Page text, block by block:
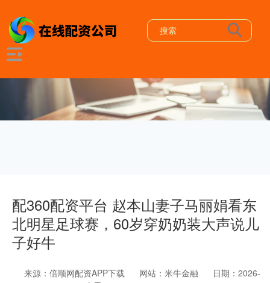
配360配资平台 赵本山妻子马丽娟看东
北明星足球赛，60岁穿奶奶装大声说儿
子好牛
来源：倍顺网配资APP下载 网站：米牛金融
日期：2026-